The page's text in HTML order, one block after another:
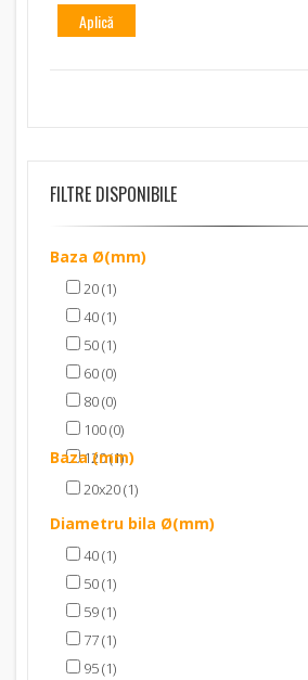
Aplică
FILTRE DISPONIBILE
Baza Ø(mm)
20 (1)
40 (1)
50 (1)
60 (0)
80 (0)
100 (0)
120 (1)
Baza (mm)
20x20 (1)
Diametru bila Ø(mm)
40 (1)
50 (1)
59 (1)
77 (1)
95 (1)